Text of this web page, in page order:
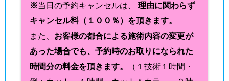
※当日の予約キャンセルは、 理由に関わらず
キャンセル料（１００％）を頂きます。
また、 お客様の都合による施術内容の変更が
あった場合でも、予約時のお取りになられた
時間分の料金を頂きます。
（１技術１時間・